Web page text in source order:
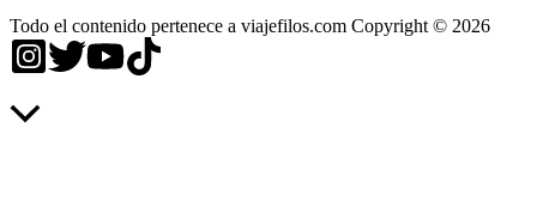
Todo el contenido pertenece a viajefilos.com Copyright © 2026